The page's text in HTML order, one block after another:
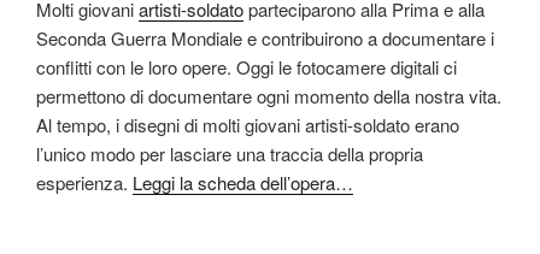
Molti giovaniartisti-soldatoparteciparono alla Prima e alla
Seconda Guerra Mondiale e contribuirono a documentare i
conflitti con le loro opere. Oggi le fotocamere digitali ci
permettono di documentare ogni momento della nostra vita.
Al tempo, i disegni di molti giovani artisti-soldato erano
l’unico modo per lasciare una traccia della propria
esperienza. Leggi la scheda dell’opera…